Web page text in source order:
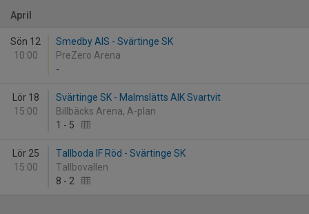
April
Sön 12
10:00
Smedby AIS - Svärtinge SK
PreZero Arena
-
Lör 18
15:00
Svärtinge SK - Malmslätts AIK Svartvit
Billbäcks Arena, A-plan
1 - 5
Lör 25
15:00
Tallboda IF Röd - Svärtinge SK
Tallbovallen
8 - 2